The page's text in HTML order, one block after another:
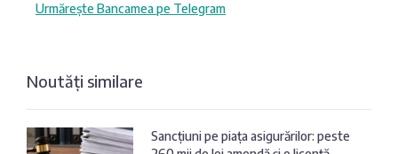
Urmărește Bancamea pe Telegram
Noutăți similare
Sancțiuni pe piața asigurărilor: peste